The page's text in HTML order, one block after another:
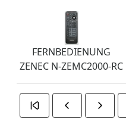
FERNBEDIENUNG
ZENEC N-ZEMC2000-RC